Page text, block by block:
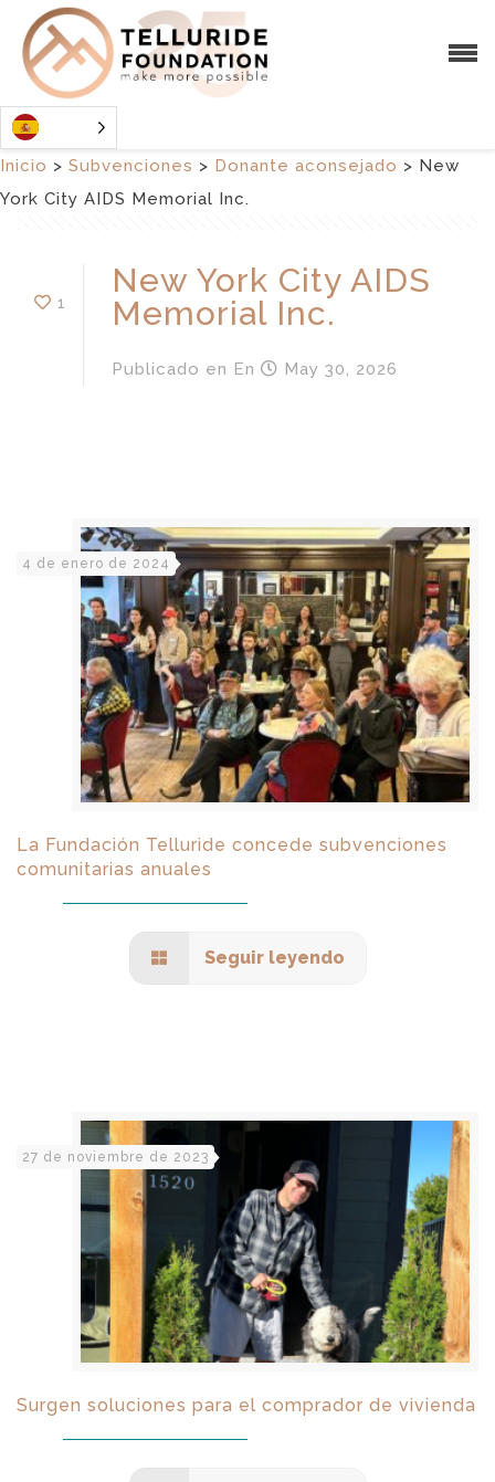
Inicio > Subvenciones > Donante aconsejado > New
York City AIDS Memorial Inc.
1
New York City AIDS
Memorial Inc.
Publicado en En May 30, 2026
4 de enero de 2024
La Fundación Telluride concede subvenciones
comunitarias anuales
Seguir leyendo
27 de noviembre de 2023
Surgen soluciones para el comprador de vivienda